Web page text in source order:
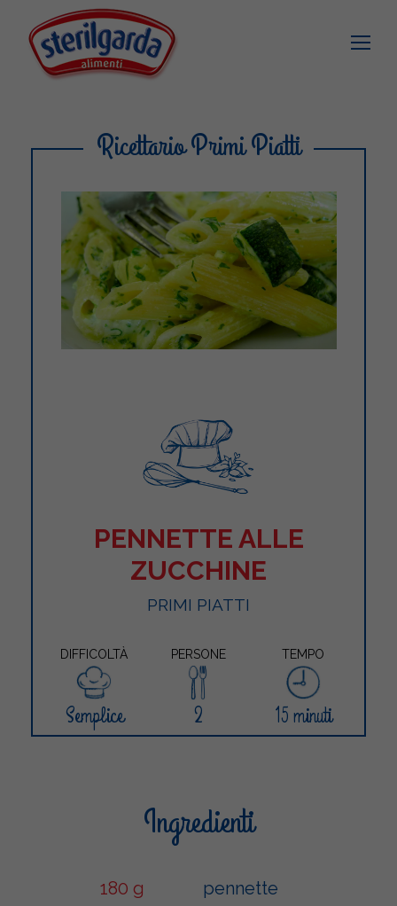
Ricettario Primi Piatti
PENNETTE ALLE
ZUCCHINE
PRIMI PIATTI
DIFFICOLTÀ PERSONE TEMPO
Semplice 2 15 minuti
Ingredienti
180 g
pennette